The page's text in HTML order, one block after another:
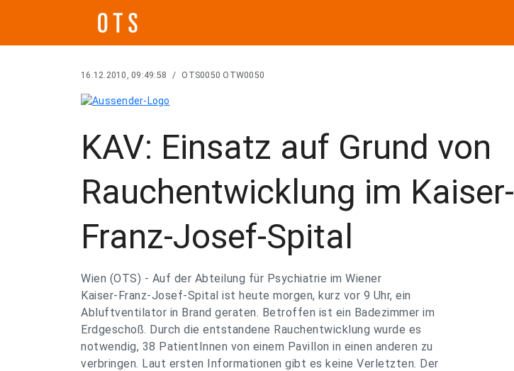
16.12.2010, 09:49:58 / OTS0050 OTW0050
KAV: Einsatz auf Grund von
Rauchentwicklung im Kaiser-
Franz-Josef-Spital
Wien (OTS) - Auf der Abteilung für Psychiatrie im Wiener
Kaiser-Franz-Josef-Spital ist heute morgen, kurz vor 9 Uhr, ein
Abluftventilator in Brand geraten. Betroffen ist ein Badezimmer im
Erdgeschoß. Durch die entstandene Rauchentwicklung wurde es
notwendig, 38 PatientInnen von einem Pavillon in einen anderen zu
verbringen. Laut ersten Informationen gibt es keine Verletzten. Der